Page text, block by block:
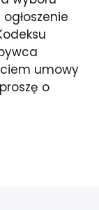
umowy
o